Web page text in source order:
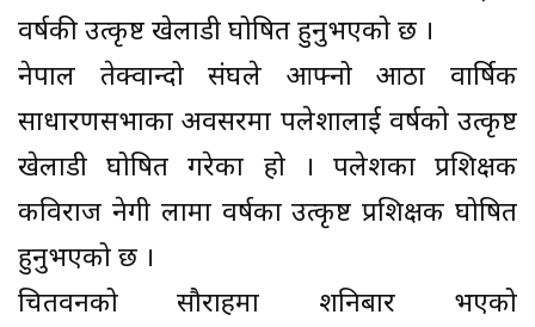
वर्षकी उत्कृष्ट खेलाडी घोषित हुनुभएको छ ।
नेपाल तेक्वान्दो संघले आफ्नो आठौं वार्षिक
साधारणसभाका अवसरमा पलेशालाई वर्षको उत्कृष्ट
खेलाडी घोषित गरेका हो । पलेशका प्रशिक्षक
कविराज नेगी लामा वर्षका उत्कृष्ट प्रशिक्षक घोषित
हुनुभएको छ ।
चितवनको सौराहमा शनिबार भएको